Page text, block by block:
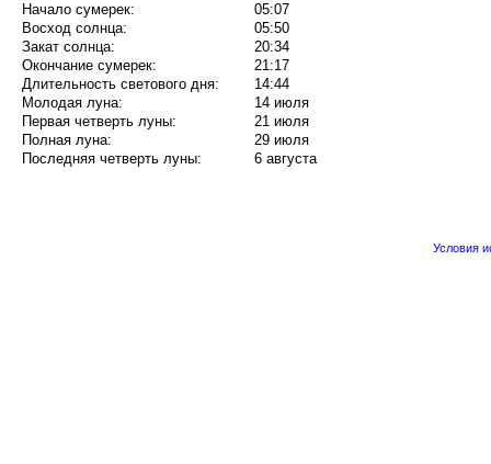
Начало сумерек:
05:07
Восход солнца:
05:50
Закат солнца:
20:34
Окончание сумерек:
21:17
Длительность светового дня:
14:44
Молодая луна:
14 июля
Первая четверть луны:
21 июля
Полная луна:
29 июля
Последняя четверть луны:
6 августа
Условия